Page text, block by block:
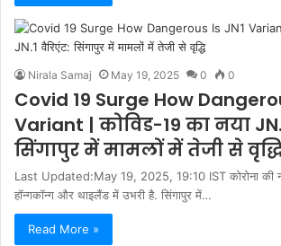
Nirala Samaj May 19, 2025 0 0
Covid 19 Surge How
Variant | कोविड-19 का नया
सिंगापुर में मामलों में तेजी से
Last Updated:May 19, 2025, 19:10 IST कोरोना की
हॉन्‍गकॉन्‍ग और थाइलैंड में उभरी है. सिंगापुर में…
Read More »